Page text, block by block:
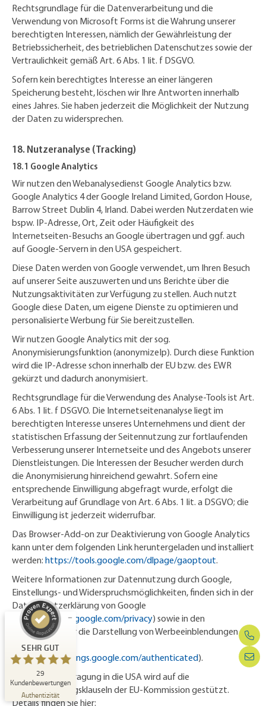
Rechtsgrundlage für die Datenverarbeitung und die
Verwendung von Microsoft Forms ist die Wahrung unserer
berechtigten Interessen, nämlich der Gewährleistung der
Betriebssicherheit, des betrieblichen Datenschutzes sowie der
Vertraulichkeit gemäß Art. 6 Abs. 1 lit. f DSGVO.
Sofern kein berechtigtes Interesse an einer längeren
Speicherung besteht, löschen wir Ihre Antworten innerhalb
eines Jahres. Sie haben jederzeit die Möglichkeit der Nutzung
der Daten zu widersprechen.
18. Nutzeranalyse (Tracking)
18.1 Google Analytics
Wir nutzen den Webanalysedienst Google Analytics bzw.
Google Analytics 4 der Google Ireland Limited, Gordon House,
Barrow Street Dublin 4, Irland. Dabei werden Nutzerdaten wie
bspw. IP-Adresse, Ort, Zeit oder Häufigkeit des
Internetseiten-Besuchs an Google übertragen und ggf. auch
auf Google-Servern in den USA gespeichert.
Diese Daten werden von Google verwendet, um Ihren Besuch
auf unserer Seite auszuwerten und uns Berichte über die
Nutzungsaktivitäten zur Verfügung zu stellen. Auch nutzt
Google diese Daten, um eigene Dienste zu optimieren und
personalisierte Werbung für Sie bereitzustellen.
Wir nutzen Google Analytics mit der sog.
Anonymisierungsfunktion (anonymizeIp). Durch diese Funktion
wird die IP-Adresse schon innerhalb der EU bzw. des EWR
gekürzt und dadurch anonymisiert.
Rechtsgrundlage für die Verwendung des Analyse-Tools ist Art.
6 Abs. 1 lit. f DSGVO. Die Internetseitenanalyse liegt im
berechtigten Interesse unseres Unternehmens und dient der
statistischen Erfassung der Seitennutzung zur fortlaufenden
Verbesserung unserer Internetseite und des Angebots unserer
Dienstleistungen. Die Interessen der Besucher werden durch
die Anonymisierung hinreichend gewahrt. Sofern eine
entsprechende Einwilligung abgefragt wurde, erfolgt die
Verarbeitung auf Grundlage von Art. 6 Abs. 1 lit. a DSGVO; die
Einwilligung ist jederzeit widerrufbar.
Das Browser-Add-on zur Deaktivierung von Google Analytics
kann unter dem folgenden Link heruntergeladen und installiert
werden: https://tools.google.com/dlpage/gaoptout.
Weitere Informationen zur Datennutzung durch Google,
Einstellungs- und Widerspruchsmöglichkeiten, finden sich in der
Datenschutzerklärung von Google
https://policies.google.com/privacy) sowie in den
Einstellungen für die Darstellung von Werbeeinblendungen
durch Google
(https://adssettings.google.com/authenticated).
Die Datenübertragung in die USA wird auf die
Standardvertragsklauseln der EU-Kommission gestützt.
Details finden Sie hier:
SEHR GUT
29
Kundenbewertungen
Authentizität
Kundenbewertungen und Erfahrungen zu
Kemapack
SEHR GUT
4,81
/
5,00
29
anderen Quellen
Blick aufs ProvenExpert-Profil werfen
02.07.2026